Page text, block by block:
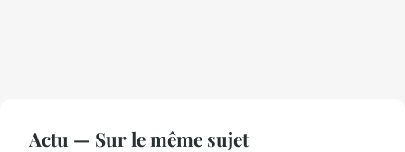
Actu — Sur le même sujet